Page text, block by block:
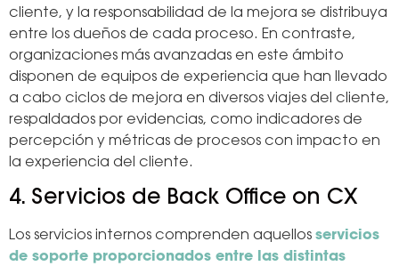
cliente, y la responsabilidad de la mejora se distribuya
entre los dueños de cada proceso. En contraste,
organizaciones más avanzadas en este ámbito
disponen de equipos de experiencia que han llevado
a cabo ciclos de mejora en diversos viajes del cliente,
respaldados por evidencias, como indicadores de
percepción y métricas de procesos con impacto en
la experiencia del cliente.
4. Servicios de Back Office on CX
Los servicios internos comprenden aquellos servicios
de soporte proporcionados entre las distintas